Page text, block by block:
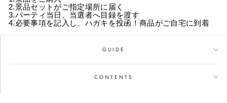
2.景品セットがご指定場所に届く
3.パーティ当日、当選者へ目録を渡す
4.必要事項を記入し、ハガキを投函！商品がご自宅に到着
GUIDE
CONTENTS